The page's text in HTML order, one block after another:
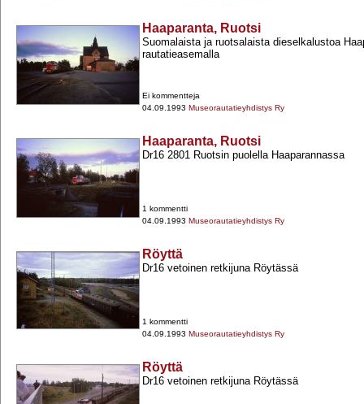
Haaparanta, Ruotsi
Suomalaista ja ruotsalaista dieselkalustoa
rautatieasemalla
Ei kommentteja
04.09.1993 Museorautatieyhdistys Ry
Haaparanta, Ruotsi
Dr16 2801 Ruotsin puolella Haaparannassa
1 kommentti
04.09.1993 Museorautatieyhdistys Ry
Röyttä
Dr16 vetoinen retkijuna Röytässä
1 kommentti
04.09.1993 Museorautatieyhdistys Ry
Röyttä
Dr16 vetoinen retkijuna Röytässä